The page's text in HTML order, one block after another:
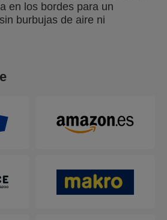
en los bordes para un
burbujas de aire ni